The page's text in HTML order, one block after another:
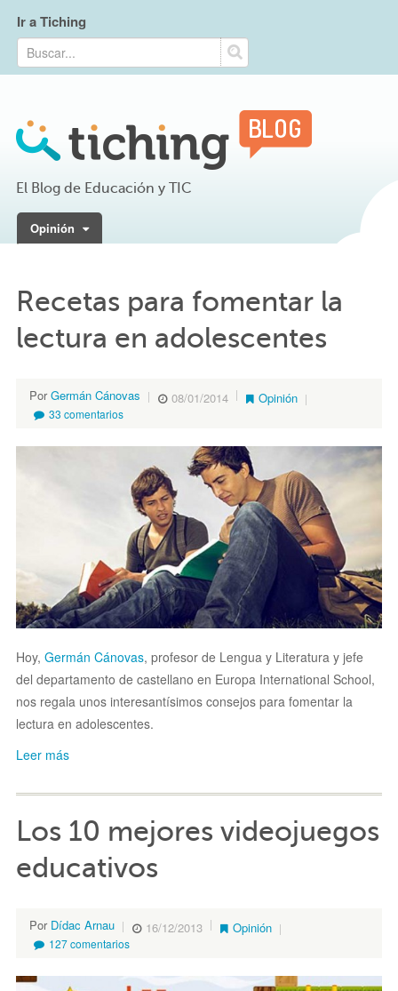
Ir a Tiching
El Blog de Educación y TIC
Opinión
Recetas para fomentar la
lectura en adolescentes
PorGermán Cánovas 08/01/2014 Opinión
33 comentarios
Hoy, Germán Cánovas, profesor de Lengua y Literatura y jefe
del departamento de castellano en Europa International School,
nos regala unos interesantísimos consejos para fomentar la
lectura en adolescentes.
Leer más
Los 10 mejores videojuegos
educativos
Por Dídac Arnau 16/12/2013 Opinión
127 comentarios